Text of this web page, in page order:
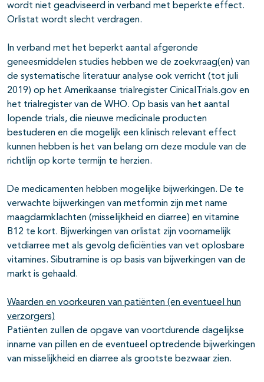
wordt niet geadviseerd in verband met beperkte effect.
Orlistat wordt slecht verdragen.
In verband met het beperkt aantal afgeronde
geneesmiddelen studies hebben we de zoekvraag(en) van
de systematische literatuur analyse ook verricht (tot juli
2019) op het Amerikaanse trialregister CinicalTrials.gov en
het trialregister van de WHO. Op basis van het aantal
lopende trials, die nieuwe medicinale producten
bestuderen en die mogelijk een klinisch relevant effect
kunnen hebben is het van belang om deze module van de
richtlijn op korte termijn te herzien.
De medicamenten hebben mogelijke bijwerkingen. De te
verwachte bijwerkingen van metformin zijn met name
maagdarmklachten (misselijkheid en diarree) en vitamine
B12 te kort. Bijwerkingen van orlistat zijn voornamelijk
vetdiarree met als gevolg deficiënties van vet oplosbare
vitamines. Sibutramine is op basis van bijwerkingen van de
markt is gehaald.
Waarden en voorkeuren van patiënten (en eventueel hun
verzorgers)
Patiënten zullen de opgave van voortdurende dagelijkse
inname van pillen en de eventueel optredende bijwerkingen
van misselijkheid en diarree als grootste bezwaar zien.